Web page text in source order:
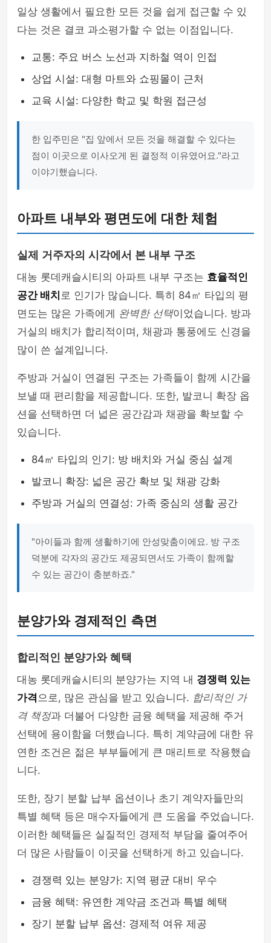
일상 생활에서 필요한 모든 것을 쉽게 접근할 수 있
다는 것은 결코 과소평가할 수 없는 이점입니다.
교통: 주요 버스 노선과 지하철 역이 인접
상업 시설: 대형 마트와 쇼핑몰이 근처
교육 시설: 다양한 학교 및 학원 접근성
한 입주민은 "집 앞에서 모든 것을 해결할 수 있다는
점이 이곳으로 이사오게 된 결정적 이유였어요."라고
이야기했습니다.
아파트 내부와 평면도에 대한 체험
실제 거주자의 시각에서 본 내부 구조
대농 롯데캐슬시티의 아파트 내부 구조는 효율적인
공간 배치 로 인기가 많습니다. 특히 84㎡ 타입의 평
면도는 많은 가족에게 완벽한 선택이었습니다. 방과
거실의 배치가 합리적이며, 채광과 통풍에도 신경을
많이 쓴 설계입니다.
주방과 거실이 연결된 구조는 가족들이 함께 시간을
보낼 때 편리함을 제공합니다. 또한, 발코니 확장 옵
션을 선택하면 더 넓은 공간감과 채광을 확보할 수
있습니다.
84㎡ 타입의 인기: 방 배치와 거실 중심 설계
발코니 확장: 넓은 공간 확보 및 채광 강화
주방과 거실의 연결성: 가족 중심의 생활 공간
"아이들과 함께 생활하기에 안성맞춤이에요. 방 구조
덕분에 각자의 공간도 제공되면서도 가족이 함께할
수 있는 공간이 충분하죠."
분양가와 경제적인 측면
합리적인 분양가와 혜택
대농 롯데캐슬시티의 분양가는 지역 내 경쟁력 있는
가격으로, 많은 관심을 받고 있습니다. 합리적인 가
격 책정과 더불어 다양한 금융 혜택을 제공해 주거
선택에 용이함을 더했습니다. 특히 계약금에 대한 유
연한 조건은 젊은 부부들에게 큰 매리트로 작용했습
니다.
또한, 장기 분할 납부 옵션이나 초기 계약자들만의
특별 혜택 등은 매수자들에게 큰 도움을 주었습니다.
이러한 혜택들은 실질적인 경제적 부담을 줄여주어
더 많은 사람들이 이곳을 선택하게 하고 있습니다.
경쟁력 있는 분양가: 지역 평균 대비 우수
금융 혜택: 유연한 계약금 조건과 특별 혜택
장기 분할 납부 옵션: 경제적 여유 제공